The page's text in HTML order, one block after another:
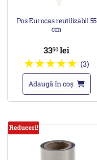
Pos Eurocas reutilizabil 55
cm
3350lei
(3)
Adaugă în coș
Reduceri!